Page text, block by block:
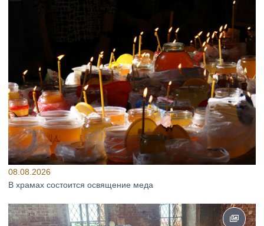
08.08.2026
В храмах состоится освящение меда